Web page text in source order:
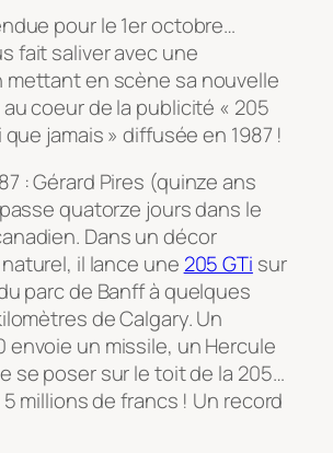
pour le 1er octobre…
fait saliver avec une
en scène sa nouvelle
coeur de la publicité « 205
que jamais » diffusée en 1987 !
: Gérard Pires (quinze ans
quatorze jours dans le
Dans un décor
il lance une 205 GTi sur
parc de Banff à quelques
de Calgary. Un
envoie un missile, un Hercule
se poser sur le toit de la 205…
millions de francs ! Un record